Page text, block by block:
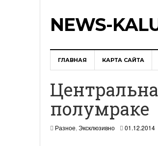
NEWS-
ГЛАВНАЯ КАРТА САЙТА
полумраке
Разное, Эксклюзивно 01.12.20140